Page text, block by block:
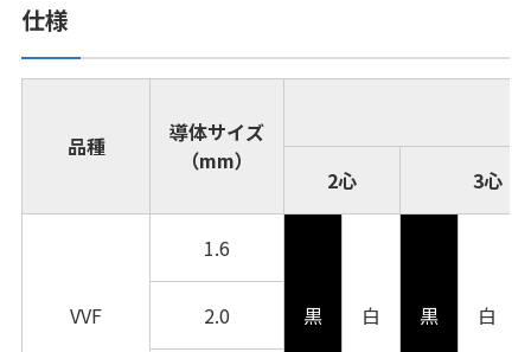
仕様
品種
導体サイズ
（mm）
2心 3心
VVF
1.6
黒 白 黒 白
2.0